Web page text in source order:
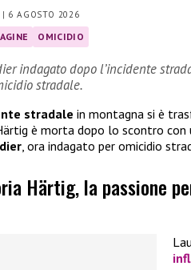
| 6 AGOSTO 2026
OMICIDIO
indagato dopo l’incidente
stradale.
stradale in montagna si è
è morta dopo lo scontro con
, ora indagato per omicidio
Härtig, la passione